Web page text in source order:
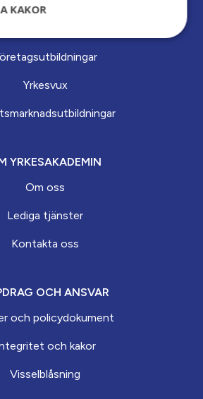
Yrkesvux
YRKESAKADEMIN
Om oss
Lediga tjänster
Kontakta oss
OCH ANSVAR
och policydokument
och kakor
Visselblåsning
KAKOR